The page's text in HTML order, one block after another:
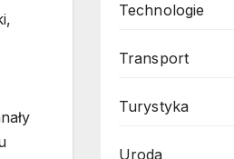
Technologie
Transport
Turystyka
Uroda